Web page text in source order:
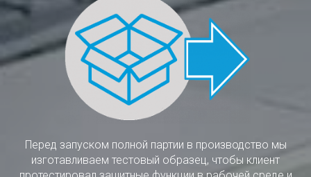
Перед запуском полной партии в производство мы
изготавливаем тестовый образец, чтобы клиент